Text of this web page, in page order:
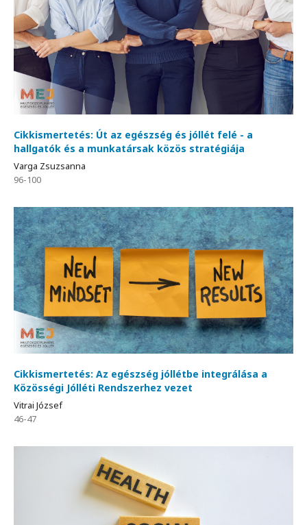
Cikkismertetés: Út az egészség és jóllét felé - a
hallgatók és a munkatársak közös stratégiája
Varga Zsuzsanna
96-100
Cikkismertetés: Az egészség jóllétbe integrálása a
Közösségi Jólléti Rendszerhez vezet
Vitrai József
46-47